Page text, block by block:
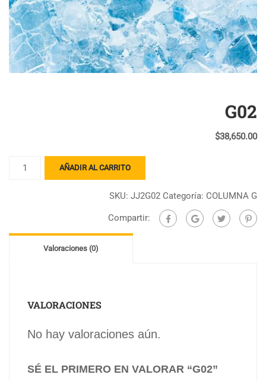
G02
$38,650.00
G02
AÑADIR AL CARRITO
SKU: JJ2G02 Categoría: COLUMNA G
Compartir:
Valoraciones (0)
VALORACIONES
No hay valoraciones aún.
SÉ EL PRIMERO EN VALORAR “G02”